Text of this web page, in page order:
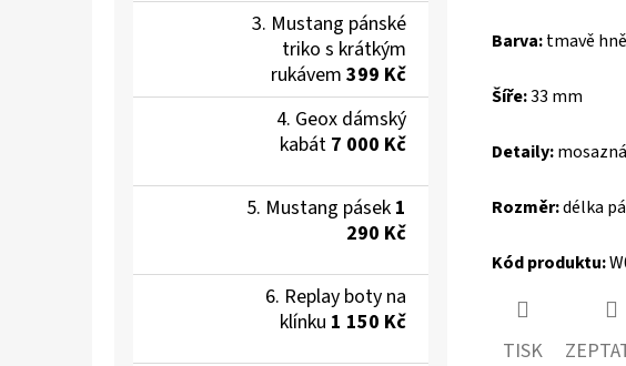
Mustang pánské
triko s krátkým
rukávem 399 Kč
Geox dámský
kabát 7 000 Kč
Mustang pásek 1
290 Kč
Replay boty na
klínku 1 150 Kč
Barva:tmavě
Šíře:33 mm
Detaily:
Rozměr:délka
Kód produktu:
TISK